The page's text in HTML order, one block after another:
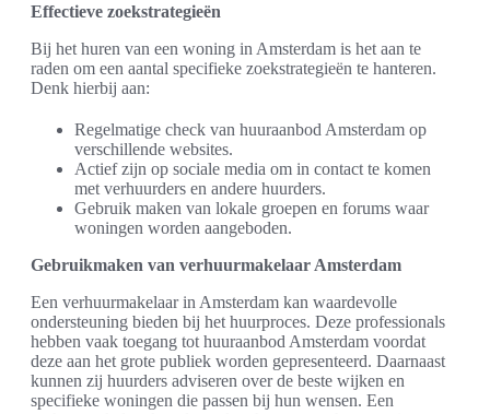
Effectieve zoekstrategieën
Bij het huren van een woning in Amsterdam is het aan te
raden om een aantal specifieke zoekstrategieën te hanteren.
Denk hierbij aan:
Regelmatige check van huuraanbod Amsterdam op
verschillende websites.
Actief zijn op sociale media om in contact te komen
met verhuurders en andere huurders.
Gebruik maken van lokale groepen en forums waar
woningen worden aangeboden.
Gebruikmaken van verhuurmakelaar Amsterdam
Een verhuurmakelaar in Amsterdam kan waardevolle
ondersteuning bieden bij het huurproces. Deze professionals
hebben vaak toegang tot huuraanbod Amsterdam voordat
deze aan het grote publiek worden gepresenteerd. Daarnaast
kunnen zij huurders adviseren over de beste wijken en
specifieke woningen die passen bij hun wensen. Een